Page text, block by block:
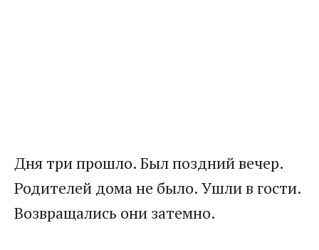
Дня три прошло. Был поздний вечер.
Родителей дома не было. Ушли в гости.
Возвращались они затемно.